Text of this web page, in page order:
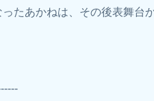
たあかねは、その後表舞台